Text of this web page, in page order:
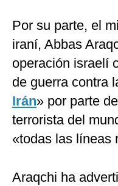
Por su parte, el
iraní, Abbas
operación israelí
de guerra contra
Irán» por parte
terrorista del
«todas las líneas
Araqchi ha